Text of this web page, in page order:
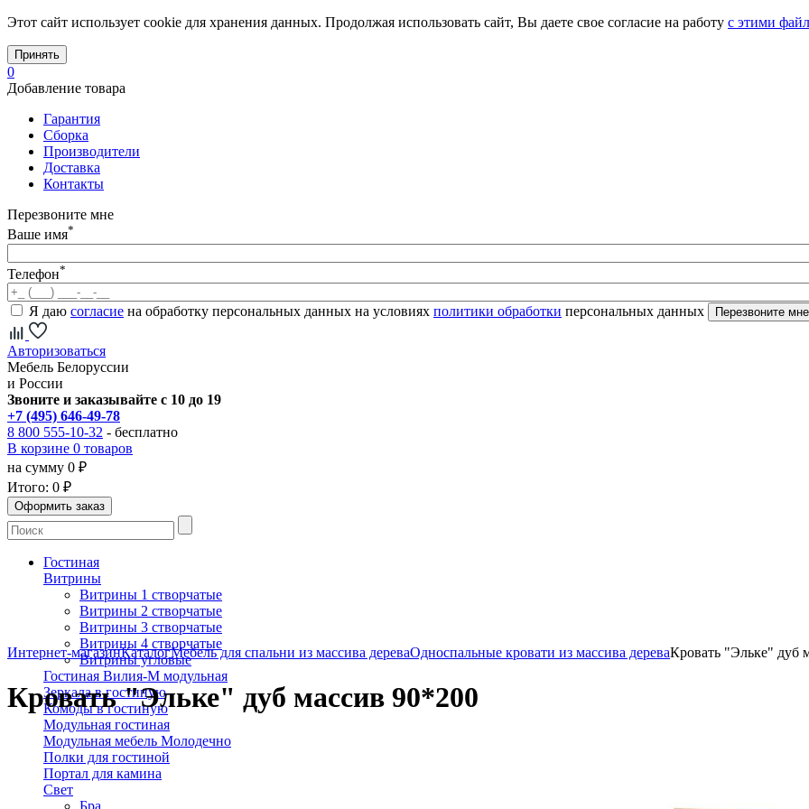
Этот сайт использует cookie для хранения данных. Продолжая использовать сайт, Вы даете свое согласие на работу с этими
Принять
0
Добавление товара
Гарантия
Сборка
Производители
Доставка
Контакты
Перезвоните мне
Ваше имя*
Телефон*
Я даю согласие на обработку персональных данных на условиях политики обработки персональных данных
Авторизоваться
Мебель Белоруссии
и России
Звоните и заказывайте с 10 до 19
+7 (495) 646-49-78
8 800 555-10-32 - бесплатно
В корзине 0 товаров
на сумму 0 ₽
Итого: 0 ₽
Гостиная
Витрины
Витрины 1 створчатые
Витрины 2 створчатые
Витрины 3 створчатые
Витрины 4 створчатые
Витрины угловые
Гостиная Вилия-М модульная
Зеркала в гостиную
Комоды в гостиную
Модульная гостиная
Модульная мебель Молодечно
Полки для гостиной
Портал для камина
Свет
Интернет-магазинКаталогМебель для спальни из массива дереваОдноспальные кровати из массива дереваКровать "Эльке" дуб
Кровать "Эльке" дуб массив 90*200